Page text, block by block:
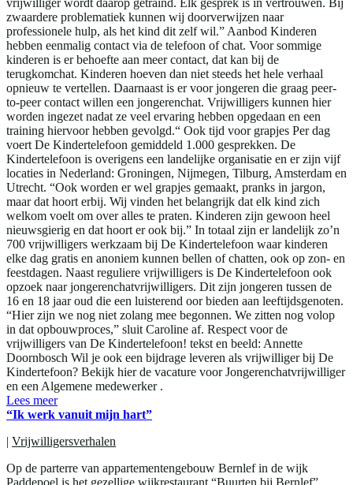
zwaardere problematiek kunnen wij doorverwijzen naar
professionele hulp, als het kind dit zelf wil.” Aanbod Kinderen
hebben eenmalig contact via de telefoon of chat. Voor sommige
kinderen is er behoefte aan meer contact, dat kan bij de
terugkomchat. Kinderen hoeven dan niet steeds het hele verhaal
opnieuw te vertellen. Daarnaast is er voor jongeren die graag peer-
to-peer contact willen een jongerenchat. Vrijwilligers kunnen hier
worden ingezet nadat ze veel ervaring hebben opgedaan en een
training hiervoor hebben gevolgd.“ Ook tijd voor grapjes Per dag
voert De Kindertelefoon gemiddeld 1.000 gesprekken. De
Kindertelefoon is overigens een landelijke organisatie en er zijn vijf
locaties in Nederland: Groningen, Nijmegen, Tilburg, Amsterdam en
Utrecht. “Ook worden er wel grapjes gemaakt, pranks in jargon,
maar dat hoort erbij. Wij vinden het belangrijk dat elk kind zich
welkom voelt om over alles te praten. Kinderen zijn gewoon heel
nieuwsgierig en dat hoort er ook bij.” In totaal zijn er landelijk zo’n
700 vrijwilligers werkzaam bij De Kindertelefoon waar kinderen
elke dag gratis en anoniem kunnen bellen of chatten, ook op zon- en
feestdagen. Naast reguliere vrijwilligers is De Kindertelefoon ook
opzoek naar jongerenchatvrijwilligers. Dit zijn jongeren tussen de
16 en 18 jaar oud die een luisterend oor bieden aan leeftijdsgenoten.
“Hier zijn we nog niet zolang mee begonnen. We zitten nog volop
in dat opbouwproces,” sluit Caroline af. Respect voor de
vrijwilligers van De Kindertelefoon! tekst en beeld: Annette
Doornbosch Wil je ook een bijdrage leveren als vrijwilliger bij De
Kindertefoon? Bekijk hier de vacature voor Jongerenchatvrijwilliger
en een Algemene medewerker .
Lees meer
“Ik werk vanuit mijn hart”
| Vrijwilligersverhalen
Op de parterre van appartementengebouw Bernlef in de wijk
Paddepoel is het gezellige wijkrestaurant “Buurten bij Bernlef”